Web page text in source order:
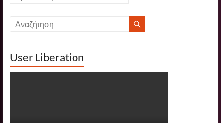
User Liberation